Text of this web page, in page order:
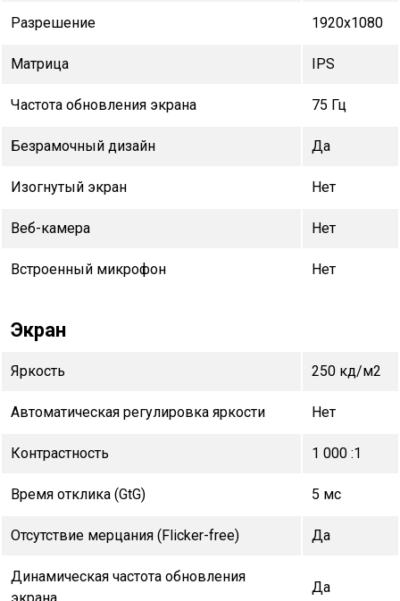
Разрешение 1920x1080
Матрица IPS
Частота обновления экрана 75 Гц
Безрамочный дизайн Да
Изогнутый экран Нет
Веб-камера Нет
Встроенный микрофон Нет
Экран
Яркость 250 кд/м2
Автоматическая регулировка яркости Нет
Контрастность 1 000 :1
Время отклика (GtG) 5 мс
Отсутствие мерцания (Flicker-free) Да
Динамическая частота обновления
Да